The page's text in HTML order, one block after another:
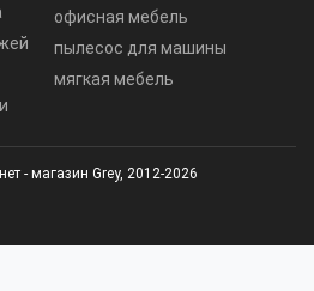
офисная мебель
пылесос для машины
мягкая мебель
- магазин Grey, 2012-2026